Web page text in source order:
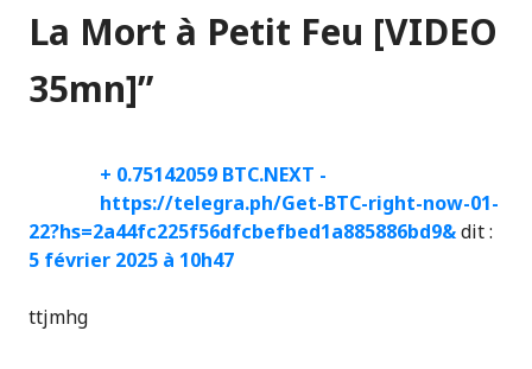
La Mort à Petit Feu [VIDEO
35mn]”
+ 0.75142059 BTC.NEXT -
https://telegra.ph/Get-BTC-right-now-01-
22?hs=2a44fc225f56dfcbefbed1a885886bd9&dit :
5 février 2025 à 10h47
ttjmhg